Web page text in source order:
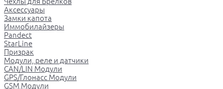
Аксессуары
Замки капота
Иммобилайзеры
Pandect
StarLine
Призрак
Модули, реле и датчики
CAN/LIN Модули
GPS/Глонасс Модули
GSM Модули